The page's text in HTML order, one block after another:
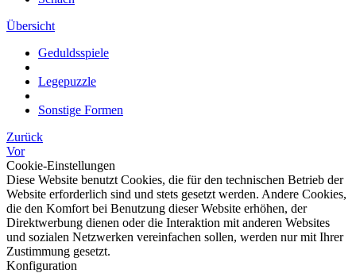
Übersicht
Geduldsspiele
Legepuzzle
Sonstige Formen
Zurück
Vor
Cookie-Einstellungen
Diese Website benutzt Cookies, die für den technischen Betrieb der
Website erforderlich sind und stets gesetzt werden. Andere Cookies,
die den Komfort bei Benutzung dieser Website erhöhen, der
Direktwerbung dienen oder die Interaktion mit anderen Websites
und sozialen Netzwerken vereinfachen sollen, werden nur mit Ihrer
Zustimmung gesetzt.
Konfiguration